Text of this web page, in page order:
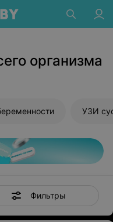
организма
УЗИ
Фильтры